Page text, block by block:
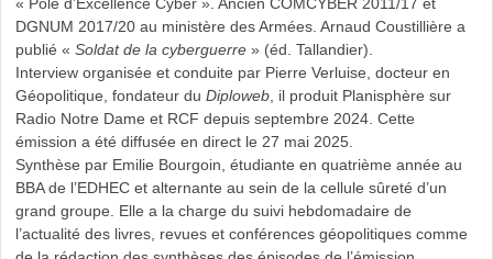
DGNUM 2017/20 au ministère des Armées. Arnaud Coustillière a
publié « Soldat de la cyberguerre» (éd. Tallandier).
Interview organisée et conduite par Pierre Verluise, docteur en
Géopolitique, fondateur du Diploweb, il produit Planisphère sur
Radio Notre Dame et RCF depuis septembre 2024. Cette
émission a été diffusée en direct le 27 mai 2025.
Synthèse par Emilie Bourgoin, étudiante en quatrième année au
BBA de l’EDHEC et alternante au sein de la cellule sûreté d’un
grand groupe. Elle a la charge du suivi hebdomadaire de
l’actualité des livres, revues et conférences géopolitiques comme